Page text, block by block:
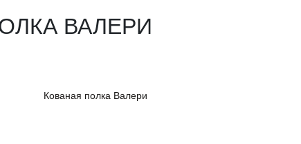
ВАЛЕРИ